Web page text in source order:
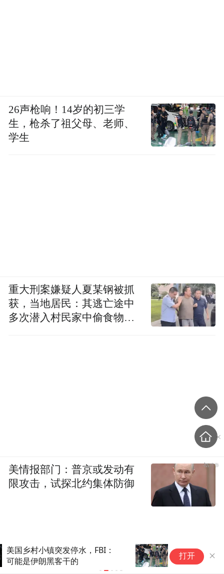
另外，这类色系对五官的包容性很高，原本
扁平的鼻梁、模糊的下颌线，在其衬托下，
会被柔和的冷感“裹上一层柔光”，弱化五官
26声枪响！14岁的初三学生，
枪杀了祖父母、老师、学生
泰国校园枪
打开
26声枪响！14岁的初三学
生，枪杀了祖父母、老师、
学生
重大刑案嫌疑人夏某钢被抓
获，当地居民：其逃亡途中
多次潜入村民家中偷食物被
美情报部门：普京或发动有
限攻击，试探北约集体防御